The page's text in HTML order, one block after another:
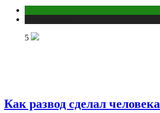
5
Как развод сделал человека